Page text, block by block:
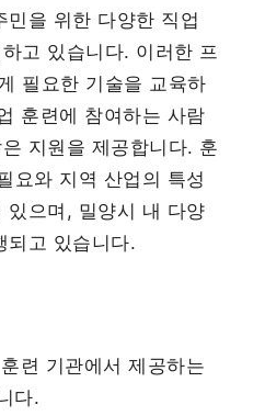
민을 위한 다양한 직업
고 있습니다. 이러한 프
필요한 기술을 교육하
훈련에 참여하는 사람
지원을 제공합니다. 훈
요와 지역 산업의 특성
있으며, 밀양시 내 다양
되고 있습니다.
련 기관에서 제공하는
다.